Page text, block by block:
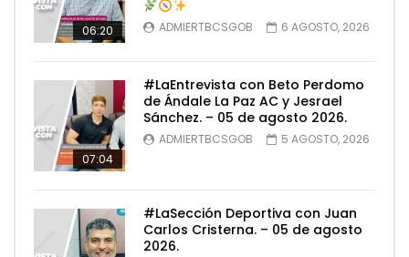
06:20 ADMIERTBCSGOB 6 AGOSTO, 2026
07:04
#LaEntrevista con Beto Perdomo
de Ándale La Paz AC y Jesrael
Sánchez. – 05 de agosto 2026.
ADMIERTBCSGOB 5 AGOSTO, 2026
#LaSección Deportiva con Juan
Carlos Cristerna. – 05 de agosto
2026.